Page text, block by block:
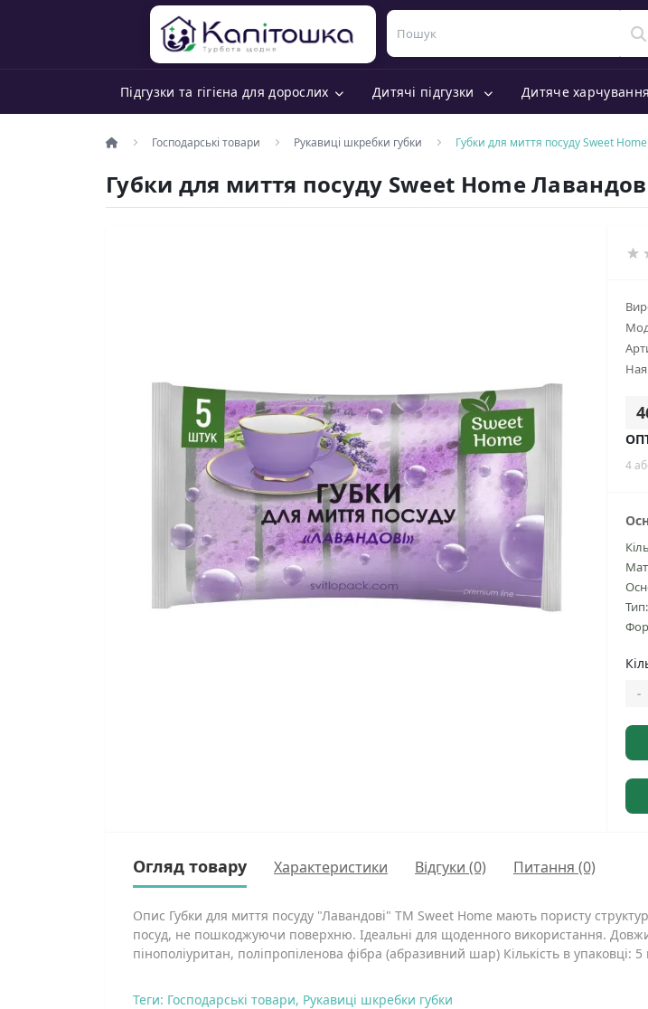
Підгузки та гігієна для дорослих Дитячі підгузки Дитяче харчування
Господарські товари Рукавиці шкребки губки Губки для миття посуду Sweet
Губки для миття посуду Sweet Home
4
Тип:
-
Огляд товару Характеристики Відгуки (0) Питання (0)
Опис Губки для миття посуду "Лавандові" ТМ Sweet Home мають пористу
посуд, не пошкоджуючи поверхню. Ідеальні для щоденного використання.
пінополіуритан, поліпропіленова фібра (абразивний шар) Кількість в упаковці:
Теги: Господарські товари, Рукавиці шкребки губки